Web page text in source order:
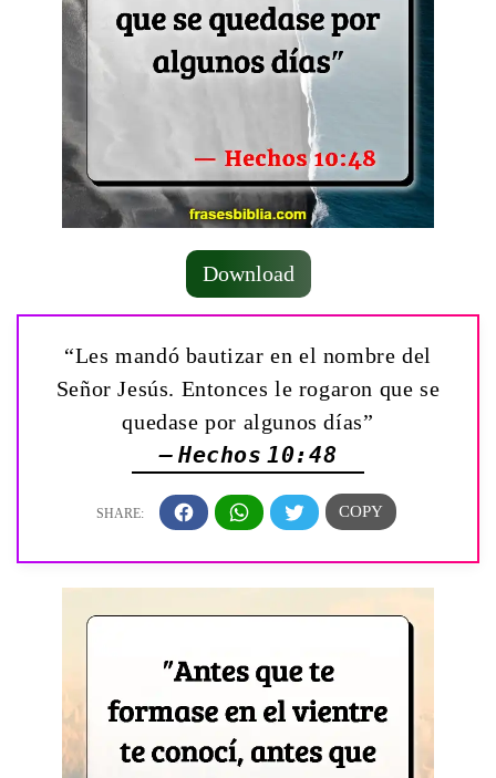
Download
“Les mandó bautizar en el nombre del
Señor Jesús. Entonces le rogaron que se
quedase por algunos días”
— Hechos 10:48